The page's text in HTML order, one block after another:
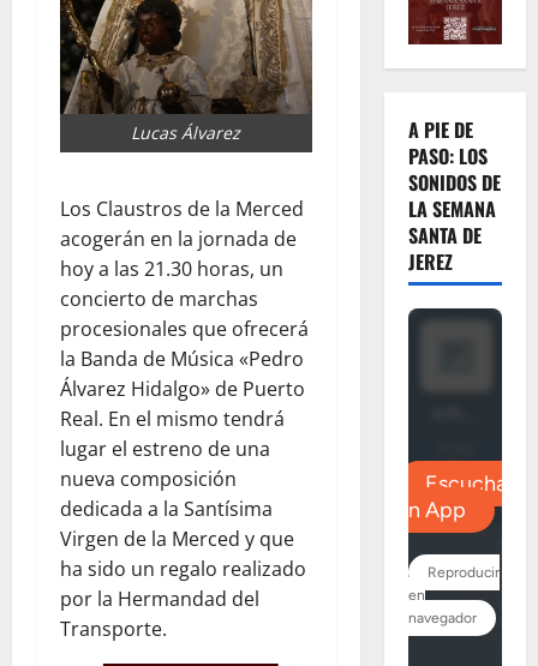
Lucas Álvarez
Los Claustros de la Merced
acogerán en la jornada de
hoy a las 21.30 horas, un
concierto de marchas
procesionales que ofrecerá
la Banda de Música «Pedro
Álvarez Hidalgo» de Puerto
Real. En el mismo tendrá
lugar el estreno de una
nueva composición
dedicada a la Santísima
Virgen de la Merced y que
ha sido un regalo realizado
por la Hermandad del
Transporte.
A PIE DE
PASO: LOS
SONIDOS DE
LA SEMANA
SANTA DE
JEREZ